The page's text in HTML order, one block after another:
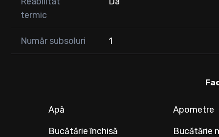
termic
Număr subsoluri 1
Apă Apometre
Bucătărie închisă
Bucătărie